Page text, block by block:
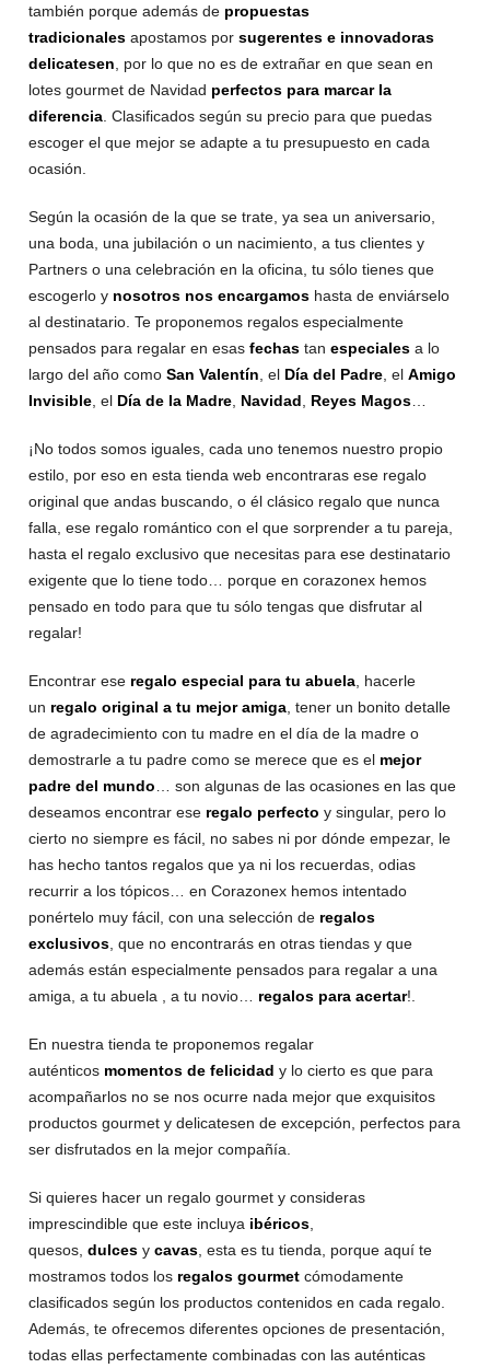
también porque además de propuestas
tradicionales apostamos porsugerentes e innovadoras
delicatesen , por lo que no es de extrañar en que sean en
lotes gourmet de Navidad perfectos para marcar la
diferencia . Clasificados según su precio para que puedas
escoger el que mejor se adapte a tu presupuesto en cada
ocasión.
Según la ocasión de la que se trate, ya sea un aniversario,
una boda, una jubilación o un nacimiento, a tus clientes y
Partners o una celebración en la oficina, tu sólo tienes que
escogerlo y nosotros nos encargamos hasta de enviárselo
al destinatario. Te proponemos regalos especialmente
pensados para regalar en esasfechas tanespeciales a lo
largo del año comoSan Valentín , el Día del Padre , elAmigo
Invisible , el Día de la Madre Navidad Reyes Magos
¡No todos somos iguales, cada uno tenemos nuestro propio
estilo, por eso en esta tienda web encontraras ese regalo
original que andas buscando, o él clásico regalo que nunca
falla, ese regalo romántico con el que sorprender a tu pareja,
hasta el regalo exclusivo que necesitas para ese destinatario
exigente que lo tiene todo… porque en corazonex hemos
pensado en todo para que tu sólo tengas que disfrutar al
regalar!
Encontrar ese regalo especial para tu abuela , hacerle
un regalo original a tu mejor amiga , tener un bonito detalle
de agradecimiento con tu madre en el día de la madre o
demostrarle a tu padre como se merece que es el mejor
padre del mundo … son algunas de las ocasiones en las que
deseamos encontrar ese regalo perfecto y singular, pero lo
cierto no siempre es fácil, no sabes ni por dónde empezar, le
has hecho tantos regalos que ya ni los recuerdas, odias
recurrir a los tópicos… en Corazonex hemos intentado
ponértelo muy fácil, con una selección de regalos
exclusivos , que no encontrarás en otras tiendas y que
además están especialmente pensados para regalar a una
amiga, a tu abuela , a tu novio… regalos para acertar!.
En nuestra tienda te proponemos regalar
auténticos momentos de felicidad y lo cierto es que para
acompañarlos no se nos ocurre nada mejor que exquisitos
productos gourmet y delicatesen de excepción, perfectos para
ser disfrutados en la mejor compañía.
Si quieres hacer un regalo gourmet y consideras
imprescindible que este incluya ibéricos
quesos,dulces ycavas , esta es tu tienda, porque aquí te
mostramos todos los regalos gourmet cómodamente
clasificados según los productos contenidos en cada regalo.
Además, te ofrecemos diferentes opciones de presentación,
todas ellas perfectamente combinadas con las auténticas